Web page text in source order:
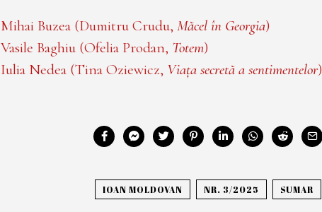
Mihai Buzea (Dumitru Crudu, Măcel în Georgia)
Vasile Baghiu (Ofelia Prodan, Totem)
Iulia Nedea (Tina Oziewicz, Viața secretă a sentimentelor)
IOAN MOLDOVAN NR. 3/2025 SUMAR